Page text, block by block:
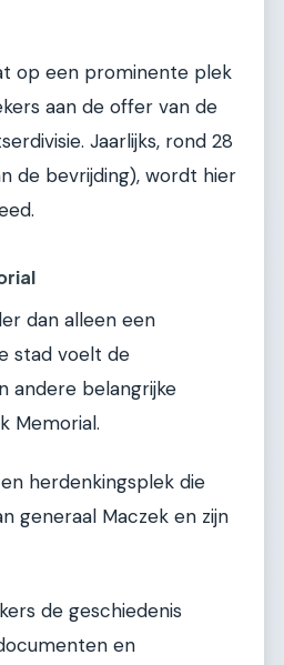
op een prominente plek
aan de offer van de
Jaarlijks, rond 28
de bevrijding), wordt hier
dan alleen een
stad voelt de
andere belangrijke
Memorial.
herdenkingsplek die
generaal Maczek en zijn
de geschiedenis
en